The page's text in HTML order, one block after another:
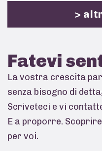
>
Fatevi
La vostra crescita
senza bisogno di
Scriveteci e vi
E a proporre.
per voi.